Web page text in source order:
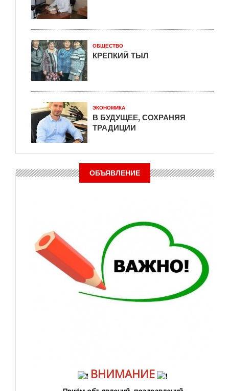
ОБЩЕСТВО
КРЕПКИЙ ТЫЛ
ЭКОНОМИКА
В БУДУЩЕЕ, СОХРАНЯЯ
ТРАДИЦИИ
ОБЪЯВЛЕНИЕ
ВНИМАНИЕ